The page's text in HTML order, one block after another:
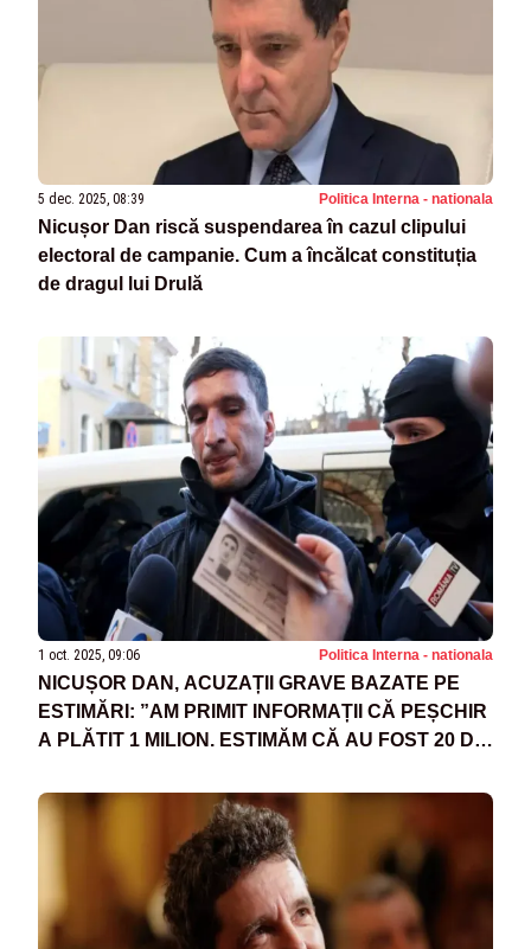
5 dec. 2025, 08:39 Politica Interna - nationala
Nicușor Dan riscă suspendarea în cazul clipului
electoral de campanie. Cum a încălcat constituția
de dragul lui Drulă
1 oct. 2025, 09:06 Politica Interna - nationala
NICUȘOR DAN, ACUZAȚII GRAVE BAZATE PE
ESTIMĂRI: ”AM PRIMIT INFORMAȚII CĂ PEȘCHIR
A PLĂTIT 1 MILION. ESTIMĂM CĂ AU FOST 20 DE